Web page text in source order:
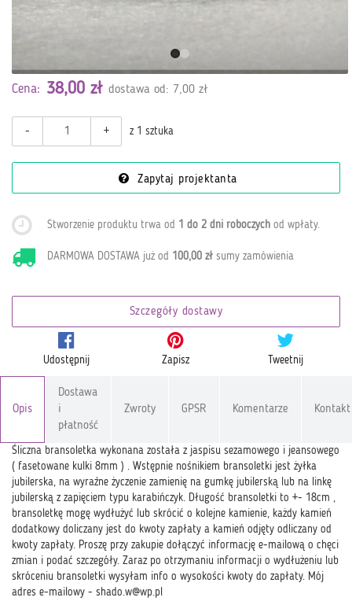
Cena: 38,00 zł dostawa od: 7,00 zł
- + z 1 sztuka
Zapytaj projektanta
Stworzenie produktu trwa od 1 do 2 dni roboczych od wpłaty.
DARMOWA DOSTAWA już od 100,00 zł sumy zamówienia
Szczegóły dostawy
Udostępnij Zapisz Tweetnij
Opis
Dostawa
i
płatność
Zwroty GPSR Komentarze Kontakt
Śliczna bransoletka wykonana została z jaspisu sezamowego i jeansowego
( fasetowane kulki 8mm ) . Wstępnie nośnikiem bransoletki jest żyłka
jubilerska, na wyraźne życzenie zamienię na gumkę jubilerską lub na linkę
jubilerską z zapięciem typu karabińczyk. Długość bransoletki to +- 18cm ,
bransoletkę mogę wydłużyć lub skrócić o kolejne kamienie, każdy kamień
dodatkowy doliczany jest do kwoty zapłaty a kamień odjęty odliczany od
kwoty zapłaty. Proszę przy zakupie dołączyć informację e-mailową o chęci
zmian i podać szczegóły. Zaraz po otrzymaniu informacji o wydłużeniu lub
skróceniu bransoletki wysyłam info o wysokości kwoty do zapłaty. Mój
adres e-mailowy - shado.w@wp.pl